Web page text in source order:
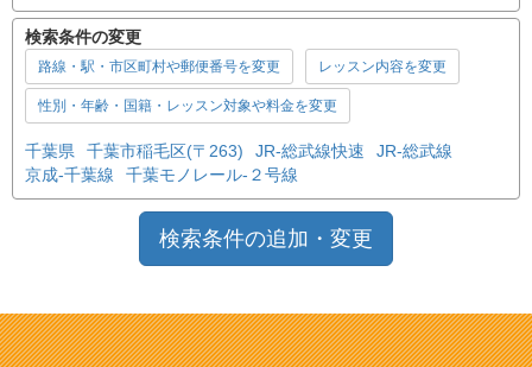
検索条件の変更
路線・駅・市区町村や郵便番号を変更 レッスン内容を変更
性別・年齢・国籍・レッスン対象や料金を変更
千葉県 千葉市稲毛区(〒263) JR-総武線快速
JR-総武線
京成-千葉線
千葉モノレール-２号線
検索条件の追加・変更